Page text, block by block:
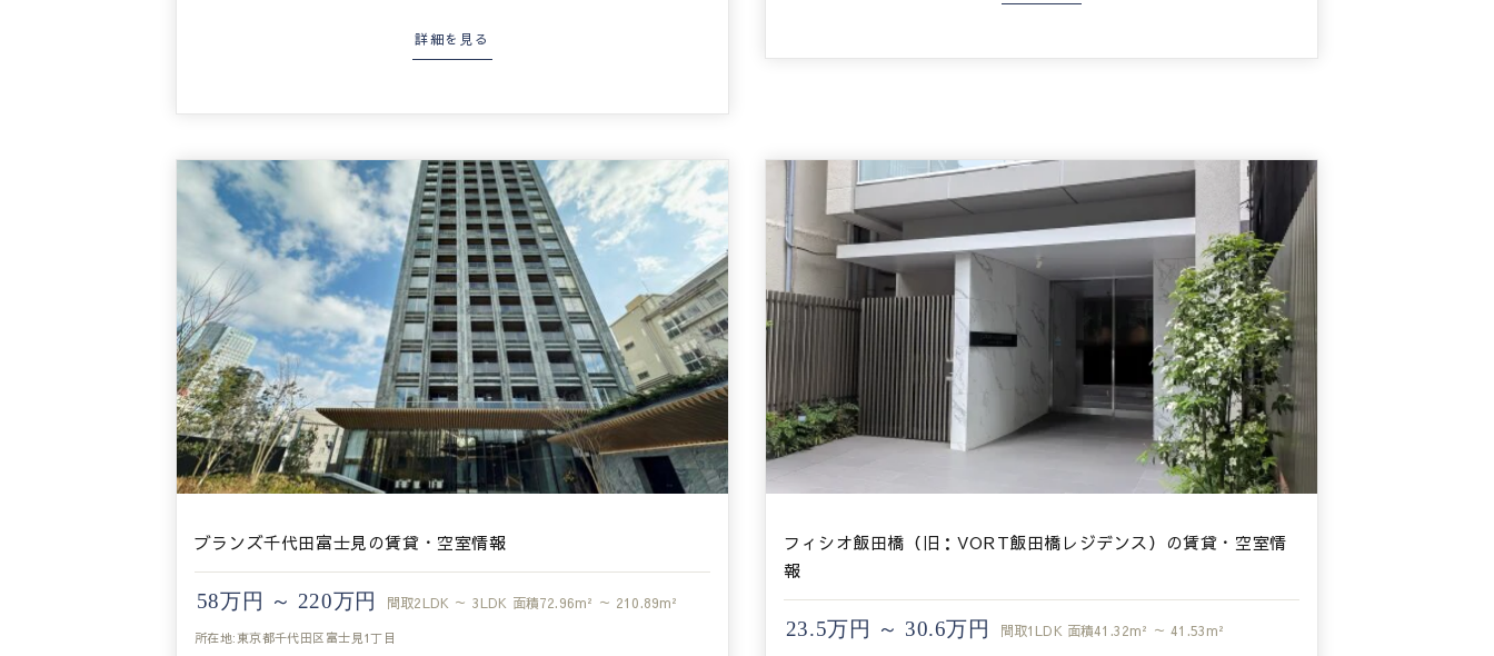
詳細を見る
ブランズ千代田富士見の賃貸・空室情報
58万円 ～ 220万円 間取2LDK ～ 3LDK 面積72.96m² ～ 210.89m²
所在地:東京都千代田区富士見1丁目
フィシオ飯田橋（旧：VORT飯田橋レジデンス）の賃貸・空室情
報
23.5万円 ～ 30.6万円 間取1LDK 面積41.32m² ～ 41.53m²